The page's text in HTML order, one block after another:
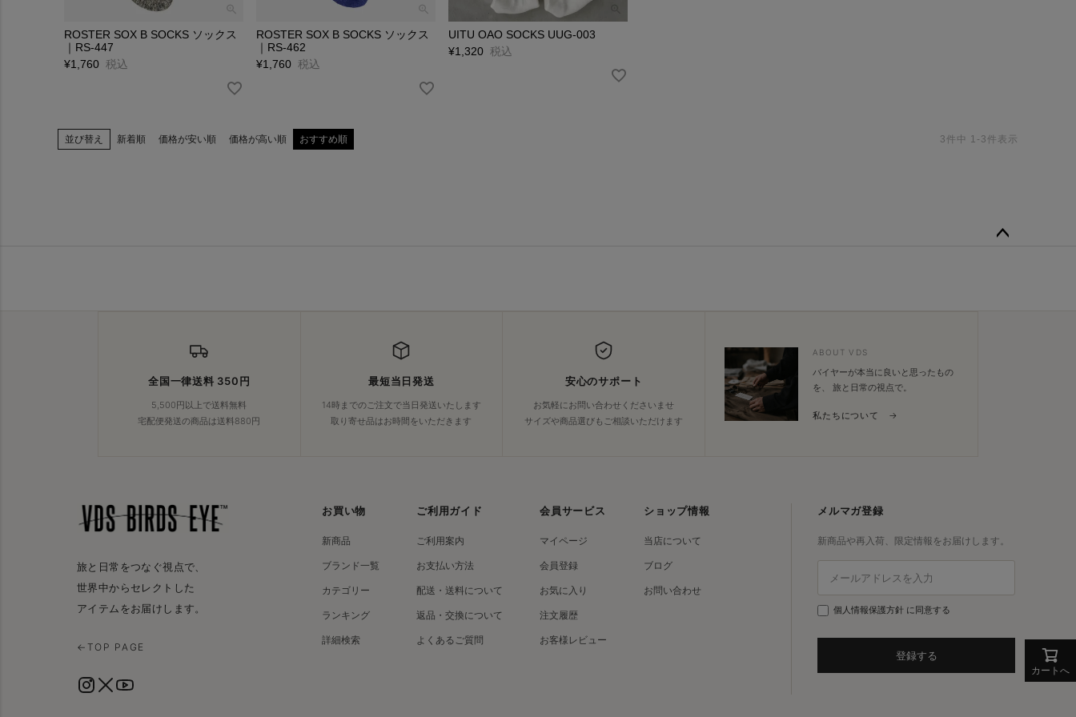
ROSTER SOX B SOCKS ソックス
｜RS-447
¥1,760 税込
ROSTER SOX B SOCKS ソックス
｜RS-462
¥1,760 税込
UITU OAO SOCKS UUG-003
¥1,320 税込
並び替え 新着順 価格が安い順 価格が高い順 おすすめ順 3件中 1 - 3件表示
カートへ
全国一律送料 350円
5,500円以上で送料無料
宅配便発送の商品は送料880円
最短当日発送
14時までのご注文で当日発送いたします
取り寄せ品はお時間をいただきます
安心のサポート
お気軽にお問い合わせくださいませ
サイズや商品選びもご相談いただけます
ABOUT VDS
バイヤーが本当に良いと思ったもの
を、 旅と日常の視点で。
私たちについて →
旅と日常をつなぐ視点で、
世界中からセレクトした
アイテムをお届けします。
← TOP PAGE
お買い物
新商品
ブランド一覧
カテゴリー
ランキング
詳細検索
ご利用ガイド
ご利用案内
お支払い方法
配送・送料について
返品・交換について
よくあるご質問
会員サービス
マイページ
会員登録
お気に入り
注文履歴
お客様レビュー
ショップ情報
当店について
ブログ
お問い合わせ
メルマガ登録
新商品や再入荷、限定情報をお届けします。
個人情報保護方針 に同意する
登録する